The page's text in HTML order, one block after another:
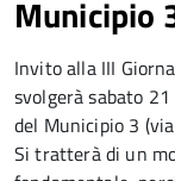
Municipio
Invito alla III
svolgerà sabato
del Municipio 3
Si tratterà di un